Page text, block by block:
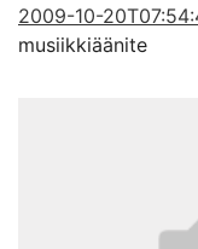
2009-10-
musiikkiäänite